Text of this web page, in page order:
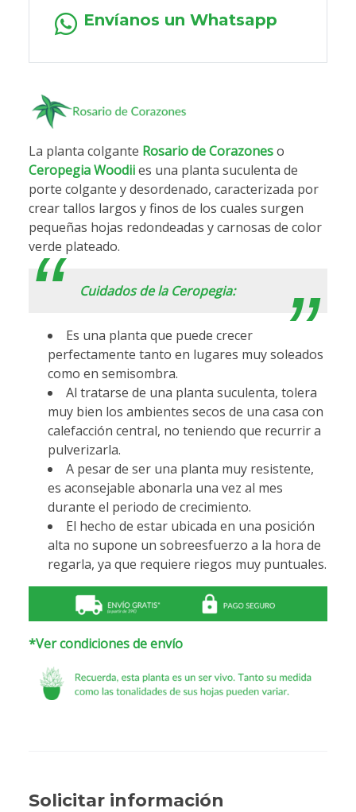
Envíanos un Whatsapp
La planta colgante Rosario de Corazoneso
Ceropegia Woodiies una planta suculenta de
porte colgante y desordenado, caracterizada por
crear tallos largos y finos de los cuales surgen
pequeñas hojas redondeadas y carnosas de color
verde plateado.
Cuidados de la Ceropegia:
Es una planta que puede crecer
perfectamente tanto en lugares muy soleados
como en semisombra.
Al tratarse de una planta suculenta, tolera
muy bien los ambientes secos de una casa con
calefacción central, no teniendo que recurrir a
pulverizarla.
A pesar de ser una planta muy resistente,
es aconsejable abonarla una vez al mes
durante el periodo de crecimiento.
El hecho de estar ubicada en una posición
alta no supone un sobreesfuerzo a la hora de
regarla, ya que requiere riegos muy puntuales.
*Ver condiciones de envío
Solicitar información